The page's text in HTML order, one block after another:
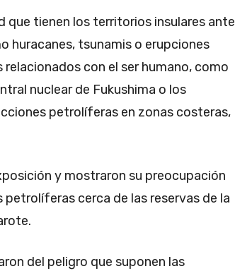
que tienen los territorios insulares ante
huracanes, tsunamis o erupciones
con el ser humano, como
nuclear de Fukushima o los
petrolíferas en zonas costeras,
y mostraron su preocupación
cerca de las reservas de la
del peligro que suponen las